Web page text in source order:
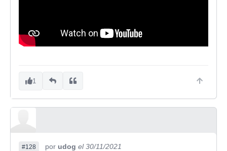
1
#128 por udog el 30/11/2021